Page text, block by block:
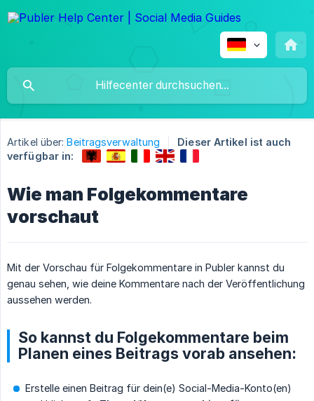
Artikel über: Beitragsverwaltung
Dieser Artikel ist auch
verfügbar in:
Wie man Folgekommentare
vorschaut
Mit der Vorschau für Folgekommentare in Publer kannst du
genau sehen, wie deine Kommentare nach der Veröffentlichung
aussehen werden.
So kannst du Folgekommentare beim
Planen eines Beitrags vorab ansehen:
Erstelle einen Beitrag für dein(e) Social-Media-Konto(en)